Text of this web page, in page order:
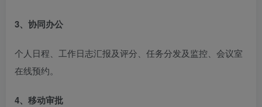
3、协同办公
个人日程、工作日志汇报及评分、任务分发及监控、会议室
在线预约。
4、移动审批